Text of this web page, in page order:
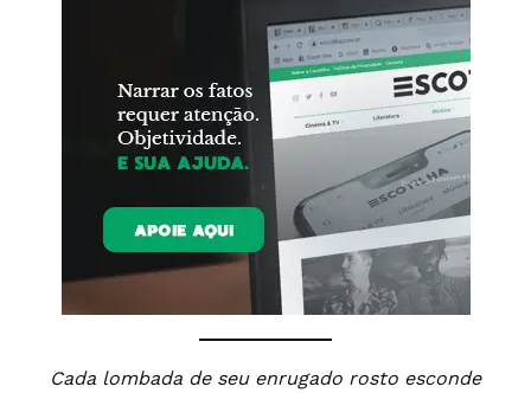
Cada lombada de seu enrugado rosto esconde